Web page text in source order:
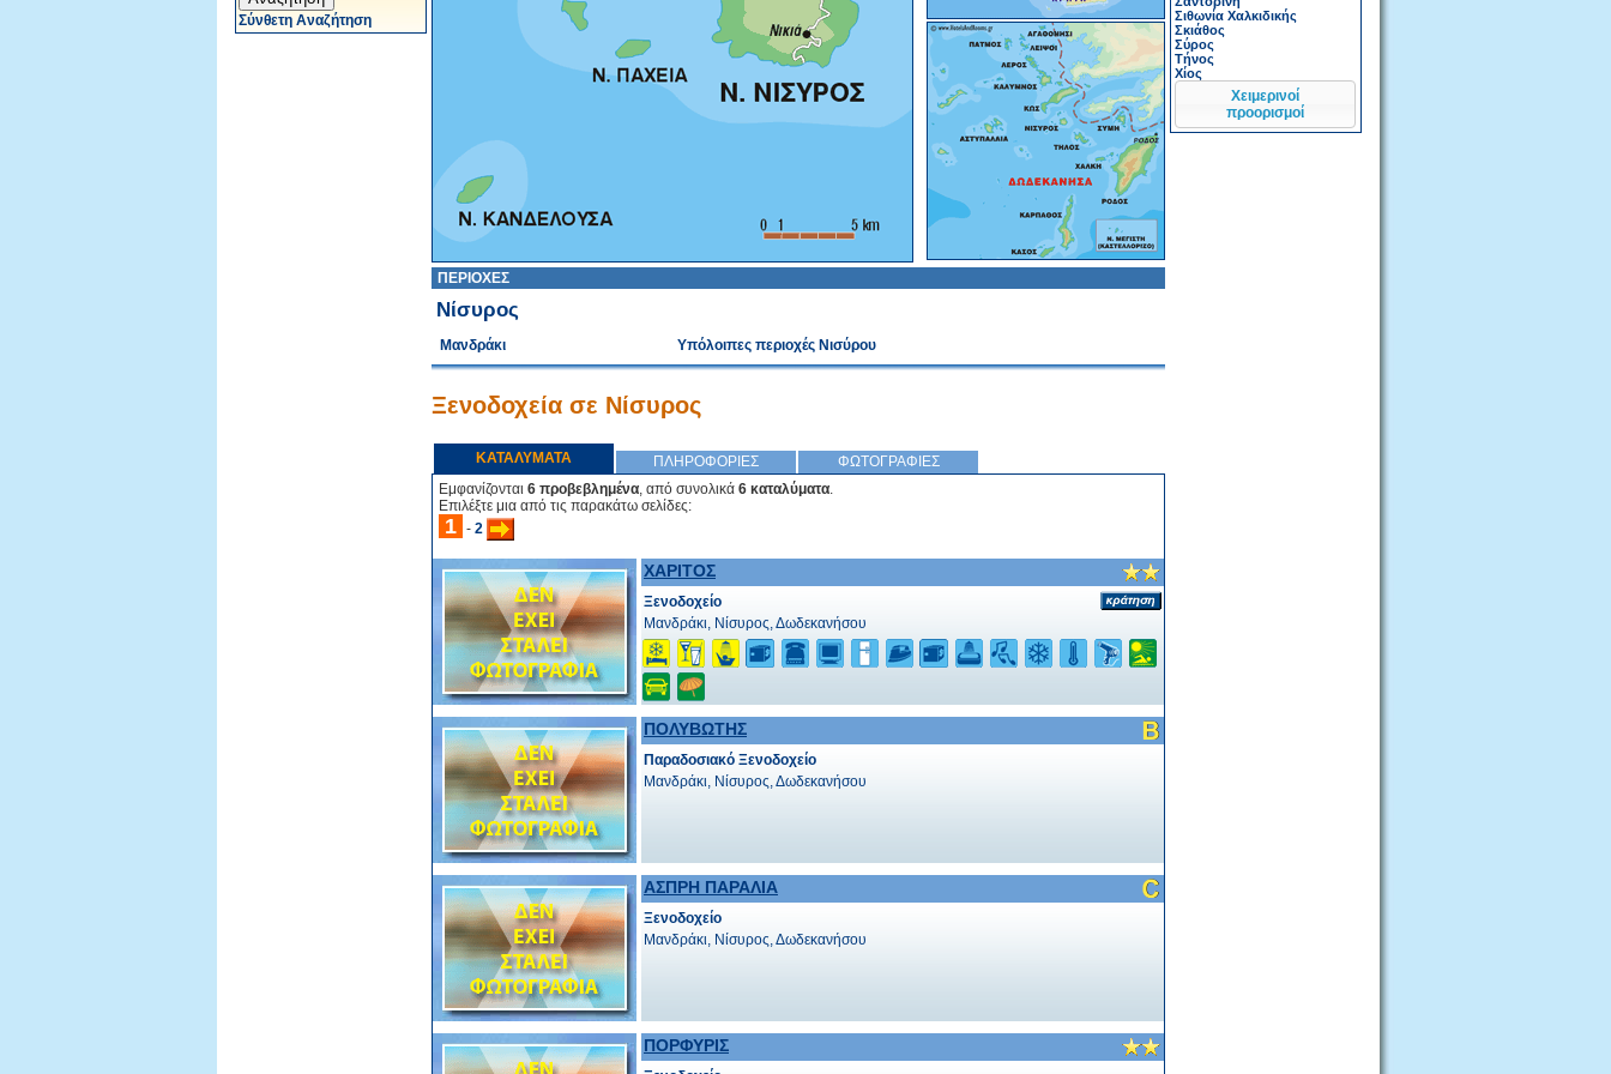
Σύνθετη Αναζήτηση
ΠΕΡΙΟΧΕΣ
Νίσυρος
Μανδράκι Υπόλοιπες περιοχές Νισύρου
Ξενοδοχεία σε Νίσυρος
ΚΑΤΑΛΥΜΑΤΑ ΠΛΗΡΟΦΟΡΙΕΣ
ΦΩΤΟΓΡΑΦΙΕΣ
Εμφανίζονται 6 προβεβλημένα, από συνολικά 6 καταλύματα.
Επιλέξτε μια από τις παρακάτω σελίδες:
1 - 2
ΧΑΡΙΤΟΣ
Ξενοδοχείο
Μανδράκι, Νίσυρος, Δωδεκανήσου
ΠΟΛΥΒΩΤΗΣ
Παραδοσιακό Ξενοδοχείο
Μανδράκι, Νίσυρος, Δωδεκανήσου
ΑΣΠΡΗ ΠΑΡΑΛΙΑ
Ξενοδοχείο
Μανδράκι, Νίσυρος, Δωδεκανήσου
ΠΟΡΦΥΡΙΣ
Σιθωνία Χαλκιδικής
Σκιάθος
Σύρος
Τήνος
Χίος
Χειμερινοί
προορισμοί